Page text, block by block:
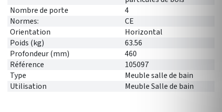
Nombre de porte
4
Normes:
CE
Orientation
Horizontal
Poids (kg)
63.56
Profondeur (mm)
460
Référence
105097
Type
Meuble salle de bain
Utilisation
Meuble Salle de bain